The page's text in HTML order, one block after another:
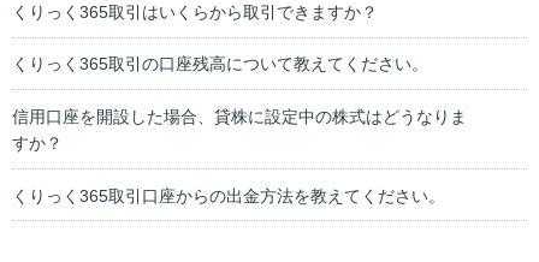
くりっく365取引はいくらから取引できますか？
くりっく365取引の口座残高について教えてください。
信用口座を開設した場合、貸株に設定中の株式はどうなりま
すか？
くりっく365取引口座からの出金方法を教えてください。